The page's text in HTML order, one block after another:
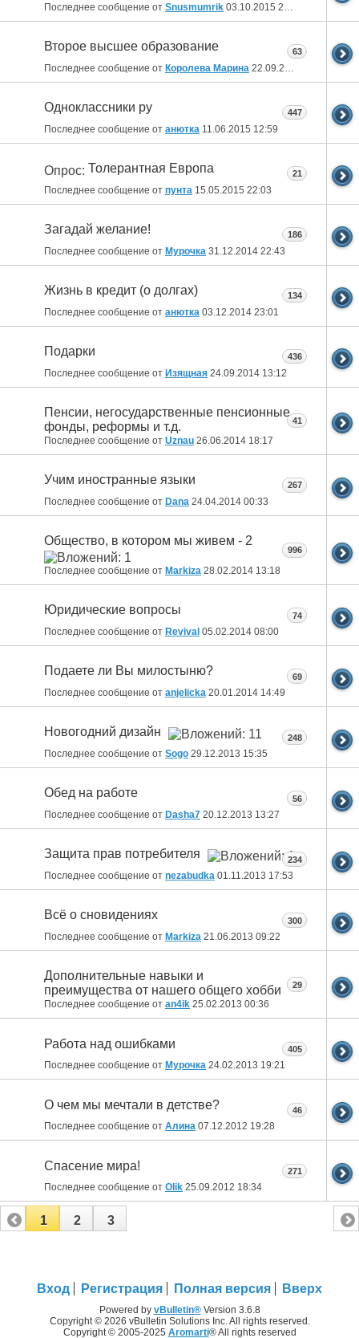
Последнее сообщение от Snusmumrik 03.10.2015 21:09
Второе высшее образование
Последнее сообщение от Королева Марина 22.09.2015
63
Одноклассники ру
Последнее сообщение от анютка 11.06.2015 12:59
447
Опрос: Толерантная Европа
Последнее сообщение от пунта 15.05.2015 22:03
21
Загадай желание!
Последнее сообщение от Мурочка 31.12.2014 22:43
186
Жизнь в кредит (о долгах)
Последнее сообщение от анютка 03.12.2014 23:01
134
Подарки
Последнее сообщение от Изящная 24.09.2014 13:12
436
Пенсии, негосударственные пенсионные
фонды, реформы и т.д.
Последнее сообщение от Uznau 26.06.2014 18:17
41
Учим иностранные языки
Последнее сообщение от Dana 24.04.2014 00:33
267
Общество, в котором мы живем - 2
Последнее сообщение от Markiza 28.02.2014 13:18
996
Юридические вопросы
Последнее сообщение от Revival 05.02.2014 08:00
74
Подаете ли Вы милостыню?
Последнее сообщение от anjelicka 20.01.2014 14:49
69
Новогодний дизайн
Последнее сообщение от Sogo 29.12.2013 15:35
248
Обед на работе
Последнее сообщение от Dasha7 20.12.2013 13:27
56
Защита прав потребителя
Последнее сообщение от nezabudka 01.11.2013 17:53
234
Всё о сновидениях
Последнее сообщение от Markiza 21.06.2013 09:22
300
Дополнительные навыки и
преимущества от нашего общего хобби
Последнее сообщение от an4ik 25.02.2013 00:36
29
Работа над ошибками
Последнее сообщение от Мурочка 24.02.2013 19:21
405
О чем мы мечтали в детстве?
Последнее сообщение от Алина 07.12.2012 19:28
46
Спасение мира!
Последнее сообщение от Olik 25.09.2012 18:34
271
1 2 3
Вход Регистрация Полная версия Вверх
Powered by vBulletin®Version 3.6.8
Copyright © 2026 vBulletin Solutions Inc. All rights reserved.
Copyright © 2005-2025 Aromarti® All rights reserved